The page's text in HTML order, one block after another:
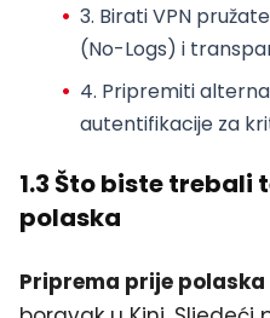
3. Birati VPN
(No-Logs) i
4. Pripremiti
autentifikacije za
1.3 Što biste
polaska
Priprema prije polaska